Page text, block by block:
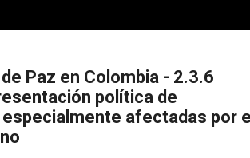
Paz en Colombia - 2.3.6
política de
afectadas por